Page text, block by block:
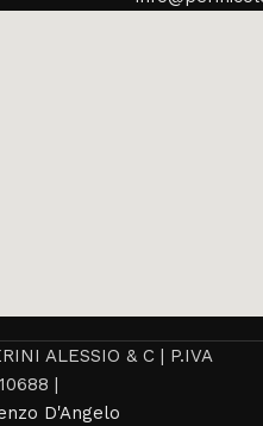
ALESSIO & C | P.IVA
|
D'Angelo